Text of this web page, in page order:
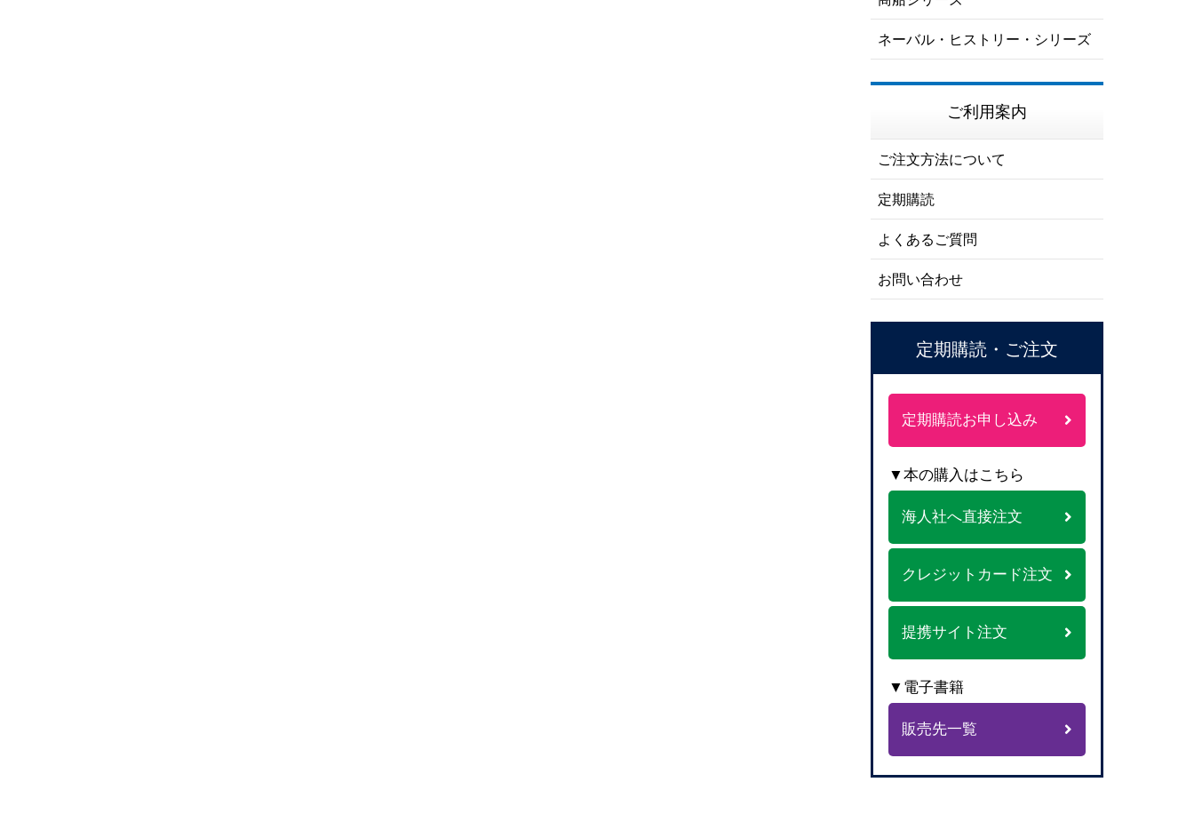
ネーバル・ヒストリー・シリーズ
ご利用案内
ご注文方法について
定期購読
よくあるご質問
お問い合わせ
定期購読・ご注文
定期購読お申し込み
▼本の購入はこちら
海人社へ直接注文
クレジットカード注文
提携サイト注文
▼電子書籍
販売先一覧